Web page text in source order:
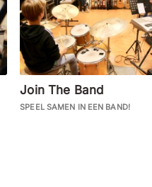
Join The Band
SPEEL SAMEN IN EEN BAND!